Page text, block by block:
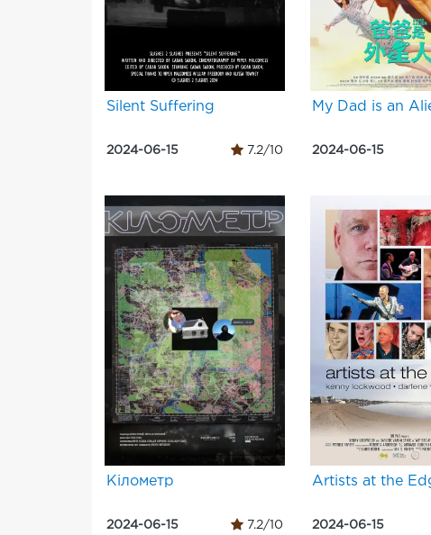
Silent Suffering
2024-06-15 7.2/10
My Dad is an
2024-06-15
Кілометр
2024-06-15 7.2/10
Artists at the
2024-06-15